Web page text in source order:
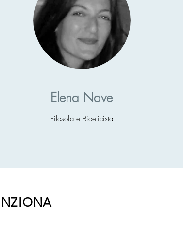
Elena Nave
Filosofa e Bioeticista